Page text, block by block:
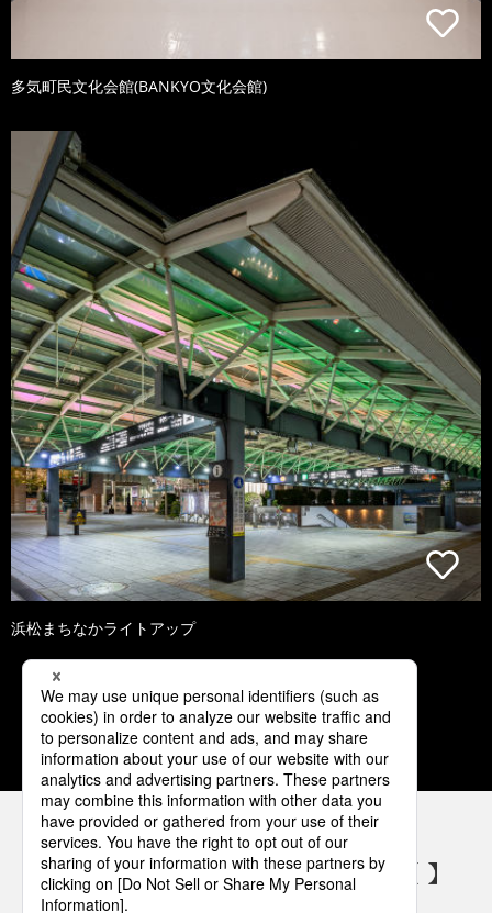
多気町民文化会館(BANKYO文化会館)
浜松まちなかライトアップ
1 2 3 4 5
パナソニックの電気設備 SNSアカウント